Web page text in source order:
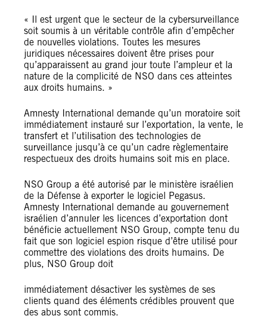
« Il est urgent que le secteur de la cybersurveillance
soit soumis à un véritable contrôle afin d’empêcher
de nouvelles violations. Toutes les mesures
juridiques nécessaires doivent être prises pour
qu’apparaissent au grand jour toute l’ampleur et la
nature de la complicité de NSO dans ces atteintes
aux droits humains. »
Amnesty International demande qu’un moratoire soit
immédiatement instauré sur l’exportation, la vente, le
transfert et l’utilisation des technologies de
surveillance jusqu’à ce qu’un cadre règlementaire
respectueux des droits humains soit mis en place.
NSO Group a été autorisé par le ministère israélien
de la Défense à exporter le logiciel Pegasus.
Amnesty International demande au gouvernement
israélien d’annuler les licences d’exportation dont
bénéficie actuellement NSO Group, compte tenu du
fait que son logiciel espion risque d’être utilisé pour
commettre des violations des droits humains. De
plus, NSO Group doit
immédiatement désactiver les systèmes de ses
clients quand des éléments crédibles prouvent que
des abus sont commis.